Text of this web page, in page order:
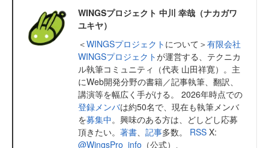
WINGSプロジェクト 中川 幸哉（ナカガワ
ユキヤ）
＜WINGSプロジェクト について＞有限会社
WINGSプロジェクトが運営する、テクニカ
ル執筆コミュニティ（代表 山田祥寛）。主
にWeb開発分野の書籍／記事執筆、翻訳、
講演等を幅広く手がける。 2026年時点での
登録メンバは約50名で、現在も執筆メンバ
を募集中。興味のある方は、どしどし応募
頂きたい。 著書、 記事多数。 RSS X:
@WingsPro_info （公式）、